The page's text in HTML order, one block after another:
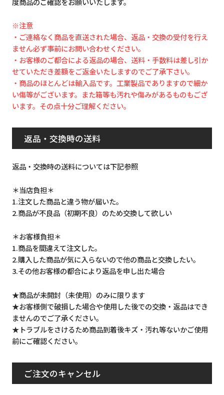
※注意
・ご連絡なく商品を直送された場合、返品・交換の受付を行え
ません必ず事前にお問い合わせください。
・お客様のご都合による返品の場合、送料・手数料は差し引か
せていただき差額をご返金いたしますのでご了承下さい。
・商品のほとんどは輸入品です。工業製品でありますので細か
い傷等がございます。また箱等も汚れや傷みがあるものもござ
います。その点十分ご理解ください。
返品・交換時の送料
返品・交換時の送料については下記参照
＊当店負担＊
1.注文した商品と違う物が届いた。
2.商品が不良品（初期不良）のため交換して欲しい
＊お客様負担＊
1.商品を間違えて注文した。
2.購入した商品が気に入らないので他の商品と交換したい。
3.その他お客様の都合により返品を申し出た場合
★商品が未開封（未使用）のみに限ります
★お客様側で破損した場合や使用した後での交換・返品はでき
ませんのでご了承ください。
★トラブルをさけるため商品到着後キズ・汚れ等ないかご使用
前にご確認ください。
ご注文のキャンセル